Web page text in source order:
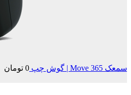
سمعک Move 365 | گوش چپ 0 تومان